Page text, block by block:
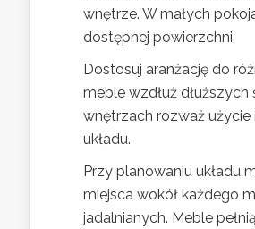
wnętrze. W małych
dostępnej powierzchni.
Dostosuj aranżację do
meble wzdłuż
wnętrzach rozważ
układu.
Przy planowaniu układu
miejsca wokół każdego
jadalnianych. Meble